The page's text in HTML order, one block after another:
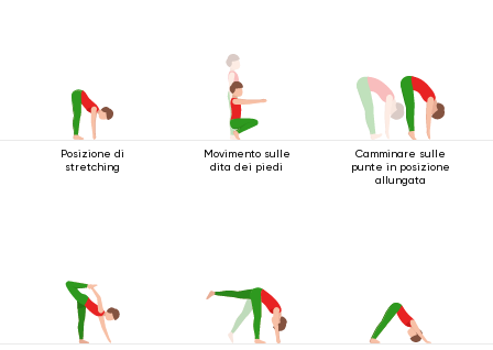
Posizione di
stretching
Movimento sulle
dita dei piedi
Camminare sulle
punte in posizione
allungata